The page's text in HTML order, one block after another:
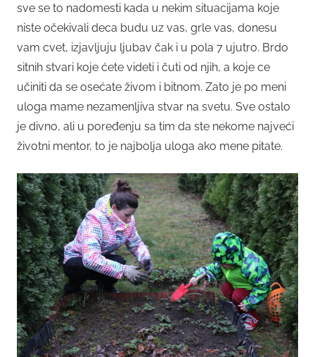
sve se to nadomesti kada u nekim situacijama koje
niste očekivali deca budu uz vas, grle vas, donesu
vam cvet, izjavljuju ljubav čak i u pola 7 ujutro. Brdo
sitnih stvari koje ćete videti i čuti od njih, a koje ce
učiniti da se osećate živom i bitnom. Zato je po meni
uloga mame nezamenljiva stvar na svetu. Sve ostalo
je divno, ali u poređenju sa tim da ste nekome najveći
životni mentor, to je najbolja uloga ako mene pitate.